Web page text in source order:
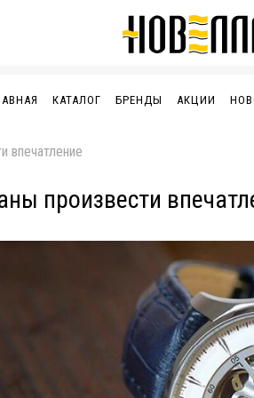
КАТАЛОГ БРЕНДЫ АКЦИИ
впечатление
произвести